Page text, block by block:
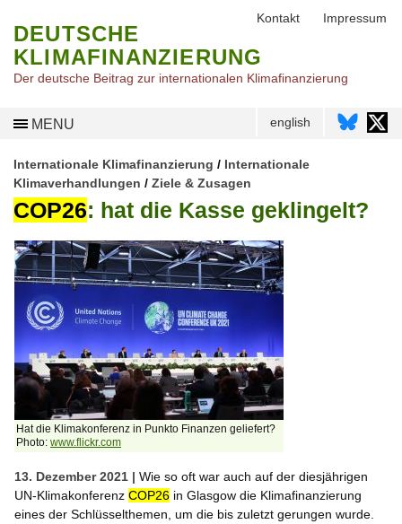
DEUTSCHE
KLIMAFINANZIERUNG
Der deutsche Beitrag zur internationalen Klimafinanzierung
MENU english
Internationale Klimafinanzierung / Internationale
Klimaverhandlungen / Ziele & Zusagen
COP26: hat die Kasse geklingelt?
Hat die Klimakonferenz in Punkto Finanzen geliefert?
Photo: www.flickr.com
13. Dezember 2021 | Wie so oft war auch auf der diesjährigen
UN-Klimakonferenz COP26 in Glasgow die Klimafinanzierung
eines der Schlüsselthemen, um die bis zuletzt gerungen wurde.
Kontakt Impressum